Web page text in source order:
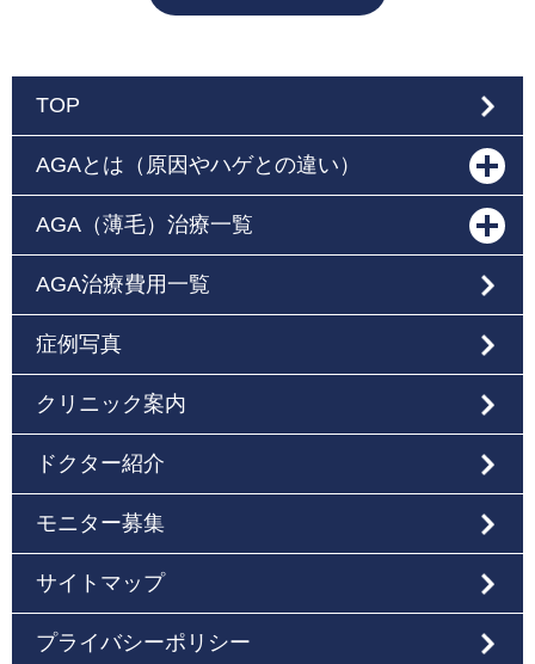
TOP
AGAとは（原因やハゲとの違い）
AGA（薄毛）治療一覧
AGA治療費用一覧
症例写真
クリニック案内
ドクター紹介
モニター募集
サイトマップ
プライバシーポリシー